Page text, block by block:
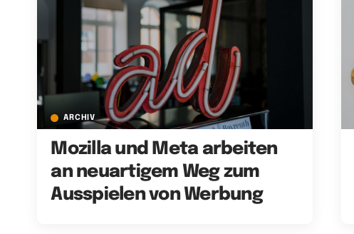
ARCHIV
Mozilla und Meta arbeiten
an neuartigem Weg zum
Ausspielen von Werbung